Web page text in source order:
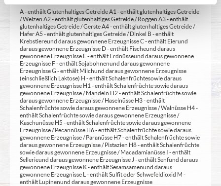
A - enthält Glutenhaltiges Getreide A1 - enthält glutenhaltiges Getreide
/ Weizen A2 - enthält glutenhaltiges Getreide / Roggen A3 - enthält
glutenhaltiges Getreide / Gerste A4 - enthält glutenhaltiges Getreide /
Hafer A5 - enthält glutenhaltiges Getreide / Dinkel B - enthält
Krebstiere und daraus gewonnene Erzeugnisse C - enthält Eier und
daraus gewonnene Erzeugnisse D - enthält Fische und daraus
gewonnene Erzeugnisse E - enthält Erdnüsse und daraus gewonnene
Erzeugnisse F - enthält Sojabohnen und daraus gewonnene
Erzeugnisse G - enthält Milch und daraus gewonnene Erzeugnisse
(einschließlich Laktose) H - enthält Schalenfrüchte sowie daraus
gewonnene Erzeugnisse H1 - enthält Schalenfrüchte sowie daraus
gewonnene Erzeugnisse / Mandeln H2 - enthält Schalenfrüchte sowie
daraus gewonnene Erzeugnisse / Haselnüsse H3 - enthält
Schalenfrüchte sowie daraus gewonnene Erzeugnisse / Walnüsse H4 -
enthält Schalenfrüchte sowie daraus gewonnene Erzeugnisse /
Kaschunüsse H5 - enthält Schalenfrüchte sowie daraus gewonnene
Erzeugnisse / Pecannüsse H6 - enthält Schalenfrüchte sowie daraus
gewonnene Erzeugnisse / Paranüsse H7 - enthält Schalenfrüchte sowie
daraus gewonnene Erzeugnisse / Pistazien H8 - enthält Schalenfrüchte
sowie daraus gewonnene Erzeugnisse / Macadamianüsse I - enthält
Sellerie und daraus gewonnene Erzeugnisse J - enthält Senf und daraus
gewonnene Erzeugnisse K - enthält Sesamsamen und daraus
gewonnene Erzeugnisse L - enthält Sulfit oder Schwefeldioxid M -
enthält Lupinen und daraus gewonnene Erzeugnisse